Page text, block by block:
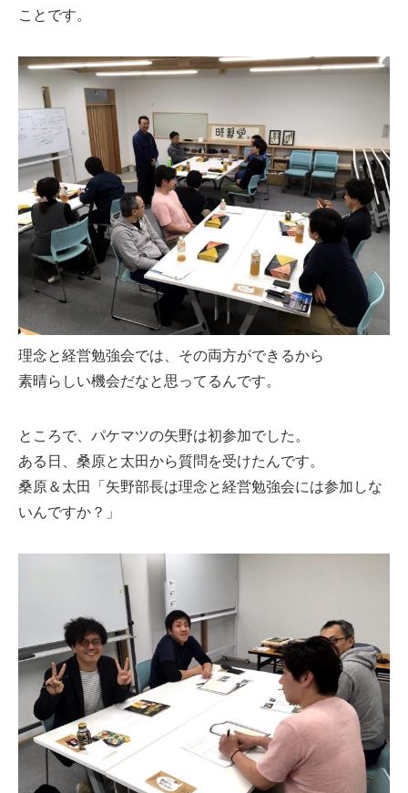
ことです。
理念と経営勉強会では、その両方ができるから
素晴らしい機会だなと思ってるんです。
ところで、パケマツの矢野は初参加でした。
ある日、桑原と太田から質問を受けたんです。
桑原＆太田「矢野部長は理念と経営勉強会には参加しな
いんですか？」